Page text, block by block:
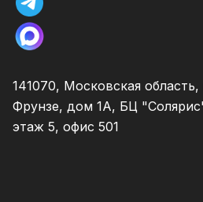
141070, Московская
Фрунзе, дом 1А, БЦ
этаж 5, офис 501